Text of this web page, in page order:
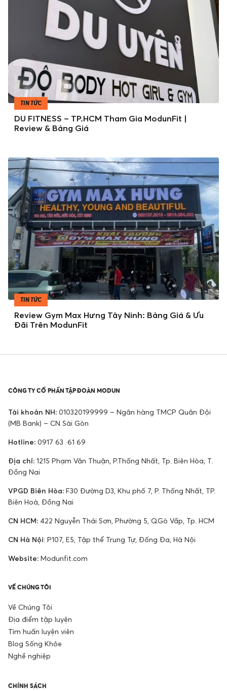
TIN TỨC
DU FITNESS – TP.HCM Tham Gia ModunFit |
Review & Bảng Giá
TIN TỨC
Review Gym Max Hưng Tây Ninh: Bảng Giá & Ưu
Đãi Trên ModunFit
CÔNG TY CỔ PHẦN TẬP ĐOÀN MODUN
Tài khoản NH: 010320199999 – Ngân hàng TMCP Quân Đội
(MB Bank) – CN Sài Gòn
Hotline: 0917 63 61 69
Địa chỉ: 1215 Phạm Văn Thuận, P.Thống Nhất, Tp. Biên Hòa, T.
Đồng Nai
VPGD Biên Hòa: F30 Đường D3, Khu phố 7, P. Thống Nhất, TP.
Biên Hoà, Đồng Nai
CN HCM: 422 Nguyễn Thái Sơn, Phường 5, Q.Gò Vấp, Tp. HCM
CN Hà Nội: P107, E5, Tập thể Trung Tự, Đống Đa, Hà Nội
Website: Modunfit.com
VỀ CHÚNG TÔI
Về Chúng Tôi
Địa điểm tập luyện
Tìm huấn luyện viên
Blog Sống Khỏe
Nghề nghiệp
CHÍNH SÁCH